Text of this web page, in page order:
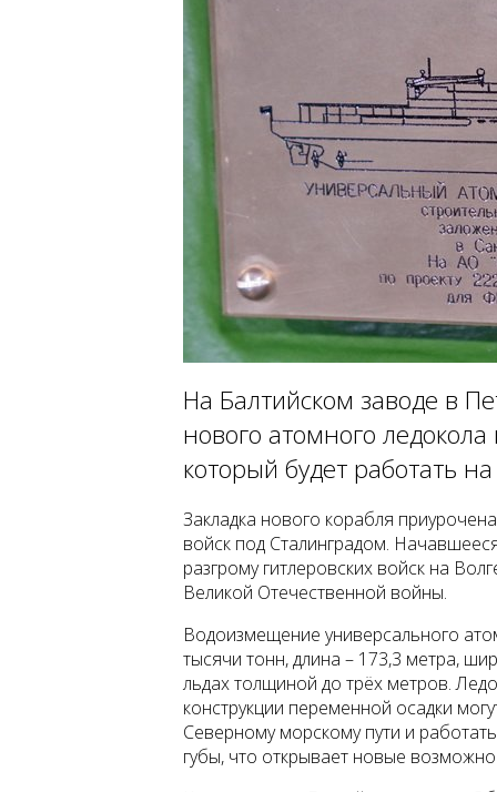
На Балтийском заводе в
нового атомного
который будет работать
Закладка нового корабля
войск под Сталинградом.
разгрому гитлеровских войск на
Великой Отечественной войны.
Водоизмещение универсального
тысячи тонн, длина – 173,3 метра,
льдах толщиной до трёх метров.
конструкции переменной осадки
Северному морскому пути и
губы, что открывает новые